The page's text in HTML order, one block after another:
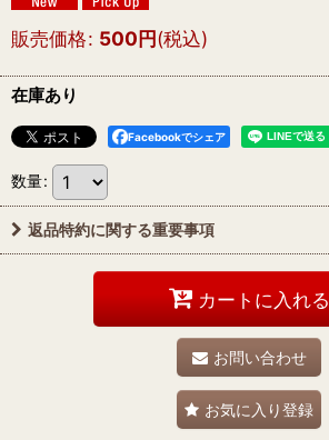
販売価格: 500円(税込)
在庫あり
Facebookでシェア
数量:
返品特約に関する重要事項
カートに入れる
お問い合わせ
お気に入り登録